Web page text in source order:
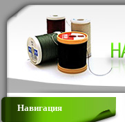
Навигация